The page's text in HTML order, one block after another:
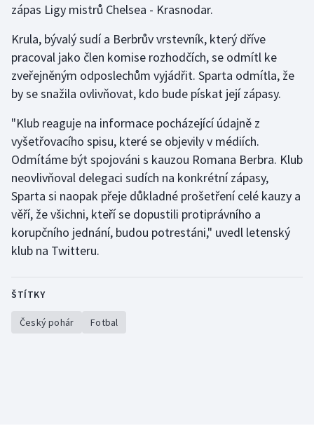
Olympijské hry
Parasport
Plavání
Plážový volejbal
Ragby
Rychlobruslení
Rychlostní kanoistika
Short track
Stolní tenis
zápas Ligy mistrů Chelsea - Krasnodar.
Krula, bývalý sudí a Berbrův vrstevník, který dříve
pracoval jako člen komise rozhodčích, se odmítl ke
zveřejněným odposlechům vyjádřit. Sparta odmítla, že
by se snažila ovlivňovat, kdo bude pískat její zápasy.
"Klub reaguje na informace pocházející údajně z
vyšetřovacího spisu, které se objevily v médiích.
Odmítáme být spojováni s kauzou Romana Berbra. Klub
neovlivňoval delegaci sudích na konkrétní zápasy,
Sparta si naopak přeje důkladné prošetření celé kauzy a
věří, že všichni, kteří se dopustili protiprávního a
korupčního jednání, budou potrestáni," uvedl letenský
klub na Twitteru.
ŠTÍTKY
Český pohár Fotbal